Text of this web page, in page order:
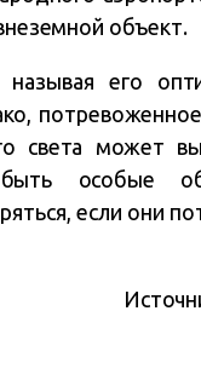
объект.
его
света может
особые
если они